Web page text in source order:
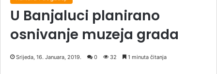
U Banjaluci planirano
osnivanje muzeja grada
Srijeda, 16. Januara, 2019. 0 32 1 minuta čitanja